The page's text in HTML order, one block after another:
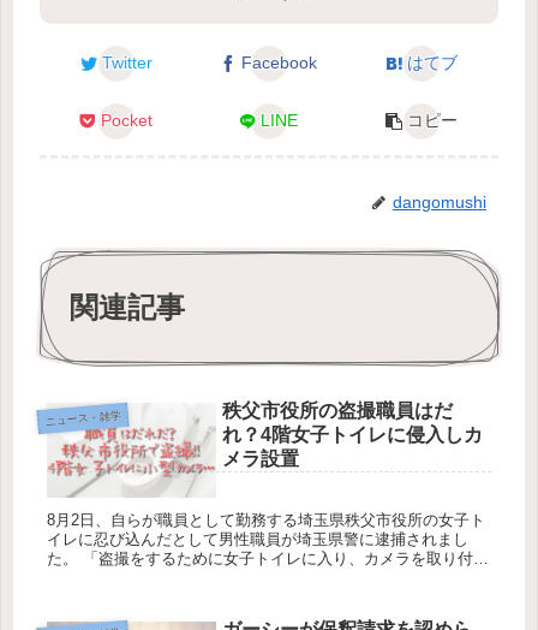
Twitter Facebook はてブ
Pocket LINE コピー
dangomushi
関連記事
ニュース・雑学
秩父市役所の盗撮職員はだ
れ？4階女子トイレに侵入しカ
メラ設置
8月2日、自らが職員として勤務する埼玉県秩父市役所の女子ト
イレに忍び込んだとして男性職員が埼玉県警に逮捕されまし
た。 「盗撮をするために女子トイレに入り、カメラを取り付け